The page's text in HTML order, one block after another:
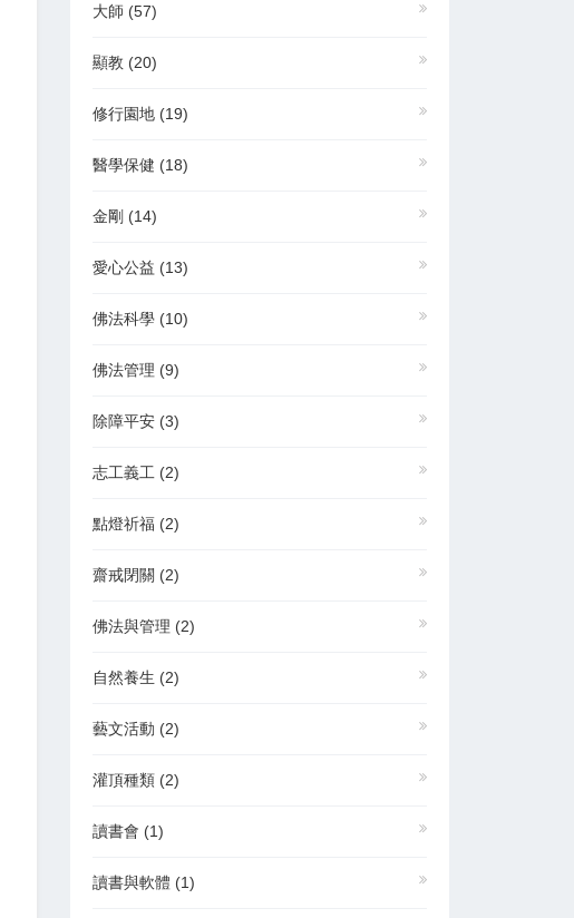
大師 (57)
顯教 (20)
修行園地 (19)
醫學保健 (18)
金剛 (14)
愛心公益 (13)
佛法科學 (10)
佛法管理 (9)
除障平安 (3)
志工義工 (2)
點燈祈福 (2)
齋戒閉關 (2)
佛法與管理 (2)
自然養生 (2)
藝文活動 (2)
灌頂種類 (2)
讀書會 (1)
讀書與軟體 (1)